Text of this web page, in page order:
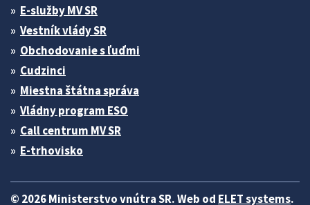
E-služby MV SR
Vestník vlády SR
Obchodovanie s ľuďmi
Cudzinci
Miestna štátna správa
Vládny program ESO
Call centrum MV SR
E-trhovisko
© 2026 Ministerstvo vnútra SR. Web od ELET systems.